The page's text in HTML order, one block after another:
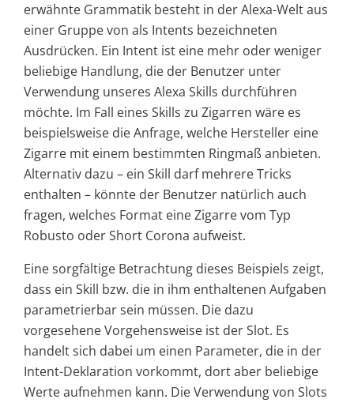
erwähnte Grammatik besteht in der Alexa-Welt aus
einer Gruppe von als Intents bezeichneten
Ausdrücken. Ein Intent ist eine mehr oder weniger
beliebige Handlung, die der Benutzer unter
Verwendung unseres Alexa Skills durchführen
möchte. Im Fall eines Skills zu Zigarren wäre es
beispielsweise die Anfrage, welche Hersteller eine
Zigarre mit einem bestimmten Ringmaß anbieten.
Alternativ dazu – ein Skill darf mehrere Tricks
enthalten – könnte der Benutzer natürlich auch
fragen, welches Format eine Zigarre vom Typ
Robusto oder Short Corona aufweist.
Eine sorgfältige Betrachtung dieses Beispiels zeigt,
dass ein Skill bzw. die in ihm enthaltenen Aufgaben
parametrierbar sein müssen. Die dazu
vorgesehene Vorgehensweise ist der Slot. Es
handelt sich dabei um einen Parameter, die in der
Intent-Deklaration vorkommt, dort aber beliebige
Werte aufnehmen kann. Die Verwendung von Slots